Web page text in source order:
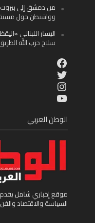
من دمشق إلى
وواشنطن حول
اليسار اللبناني
سلاح حزب الله
Facebook
Twitter
Instagram
YouTube
الوطن العربي
موقع إخباري شامل يقدم
السياسة والاقتصاد